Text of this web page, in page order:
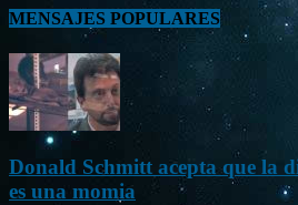
MENSAJES POPULARES
Donald Schmitt acepta que la
es una momia